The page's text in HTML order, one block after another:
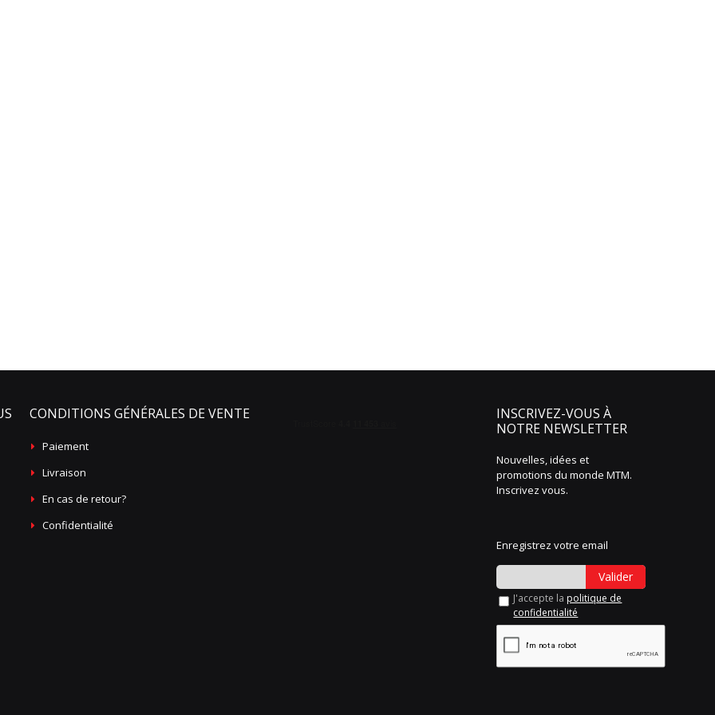
CONDITIONS GÉNÉRALES DE VENTE
Paiement
Livraison
En cas de retour?
Confidentialité
INSCRIVEZ-VOUS À
NOTRE NEWSLETTER
Nouvelles, idées et
promotions du monde MTM.
Inscrivez vous.
Enregistrez votre email
Valider
J'accepte la politique de
confidentialité